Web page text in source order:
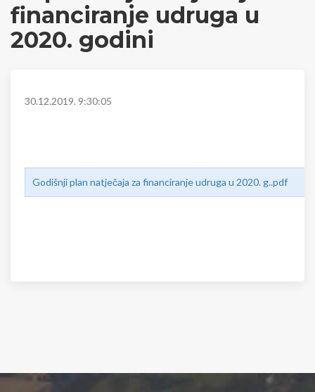
financiranje udruga u
2020. godini
30.12.2019. 9:30:05
Godišnji plan natječaja za financiranje udruga u 2020. g..pdf